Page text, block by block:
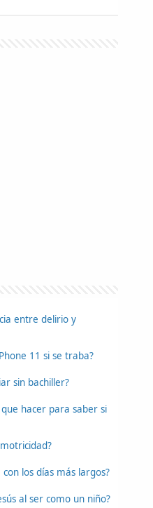
entre delirio y
11 si se traba?
sin bachiller?
hacer para saber si
los días más largos?
al ser como un niño?